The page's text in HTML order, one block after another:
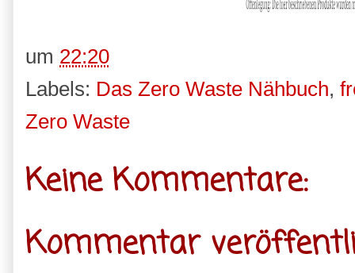
um 22:20
Labels: Das Zero Waste Nähbuch,
Zero Waste
Keine Kommentare:
Kommentar